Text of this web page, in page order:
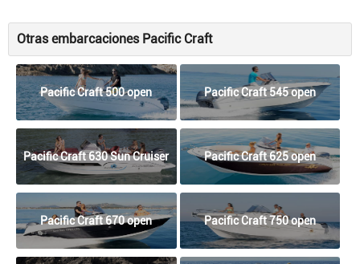
Otras embarcaciones Pacific Craft
Pacific Craft 500 open Pacific Craft 545 open
Pacific Craft 630 Sun Cruiser Pacific Craft 625 open
Pacific Craft 670 open Pacific Craft 750 open